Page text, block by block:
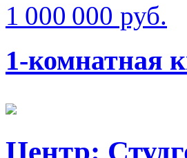
1 000 000 руб.
1-комнатная
Центр: